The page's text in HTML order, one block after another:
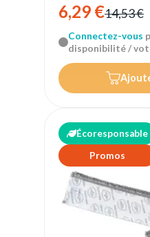
6,29 €14,53 €
Connectez-vous
disponibilité /
Écoresponsable
Promos